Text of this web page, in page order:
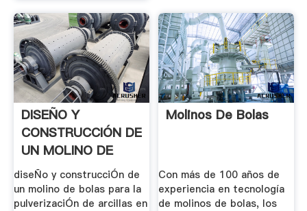
DISEÑO Y
CONSTRUCCIÓN DE
UN MOLINO DE
BOLAS .
diseÑo y construcciÓn de
un molino de bolas para la
pulverizaciÓn de arcillas en
Molinos De Bolas
Con más de 100 años de
experiencia en tecnología
de molinos de bolas, los